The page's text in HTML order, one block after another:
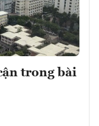
trong bài